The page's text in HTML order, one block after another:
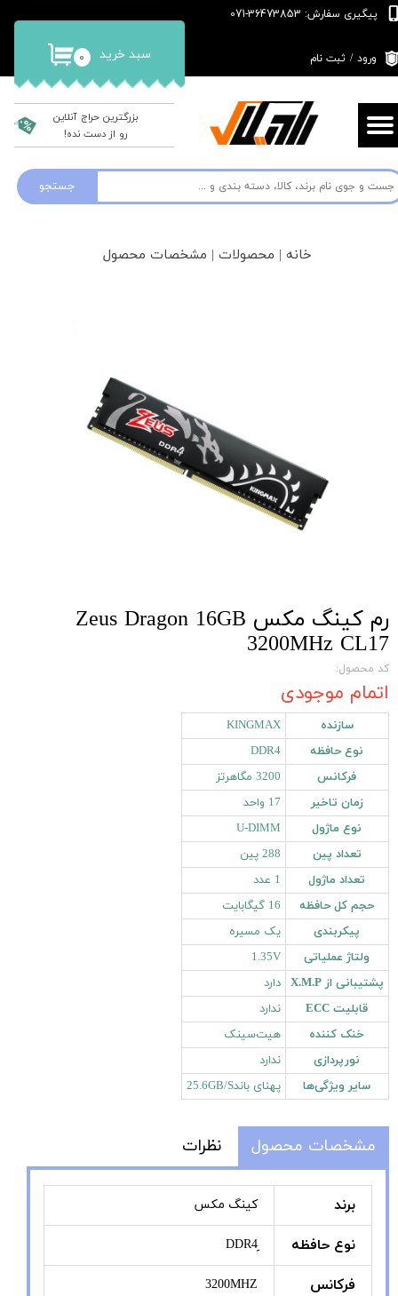
جستجو
پیگیری سفارش: 36473853-071
۰ سبد خرید ورود / ثبت نام
تغییر گذر واژه
سفارشات
بزرگترین حراج آنلاین
رو از دست نده!
خانه | محصولات | مشخصات محصول
رم کینگ مکس Zeus Dragon 16GB
3200MHz CL17
کد محصول:
اتمام موجودی
سازنده
KINGMAX
نوع حافظه
DDR4
فرکانس
3200 مگاهرتز
زمان تاخیر
17 واحد
نوع ماژول
U-DIMM
تعداد پین
288 پین
تعداد ماژول
1 عدد
حجم کل حافظه
16 گیگابایت
پیکربندی
یک مسیره
ولتاژ عملیاتی
1.35V
پشتیبانی از X.M.P
دارد
قابلیت ECC
ندارد
خنک کننده
هیت‌سینک
نورپردازی
ندارد
سایر ویژگی‌ها
پهنای باند25.6GB/S
مشخصات محصول نظرات
برند کینگ مکس
نوع حافظه
فرکانس 3200MHZ